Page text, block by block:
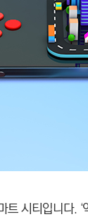
시티입니다. ‘